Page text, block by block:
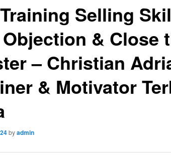
Selling
& Close
– Christian
& Motivator
byadmin